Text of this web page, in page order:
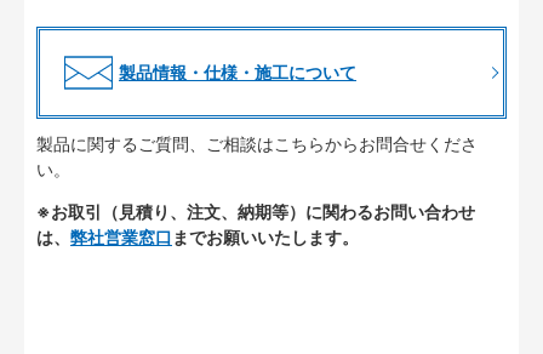
製品情報・仕様・施工について
製品に関するご質問、ご相談はこちらからお問合せくださ
い。
※お取引（見積り、注文、納期等）に関わるお問い合わせ
は、 弊社営業窓口 までお願いいたします。